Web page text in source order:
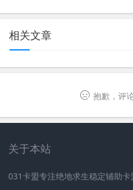
相关文章
抱歉，评
关于本站
031卡盟专注绝地求生稳定辅助卡